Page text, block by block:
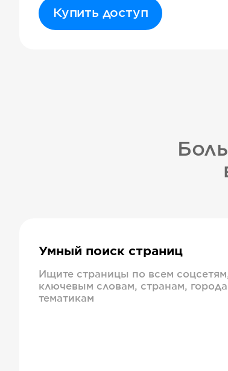
Купить доступ
Умный поиск страниц
Ищите страницы по всем
ключевым словам, странам,
тематикам